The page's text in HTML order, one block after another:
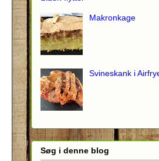
Makronkage
Svineskank i
Søg i denne blog